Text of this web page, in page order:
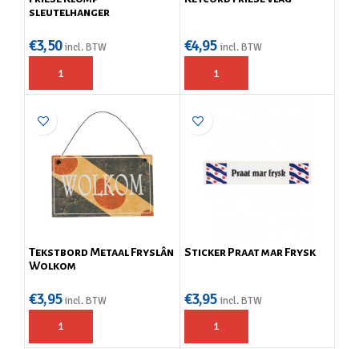
sleutelhanger
€3,50 incl. BTW €4,95 incl. BTW
Tekstbord Metaal Fryslân
Wolkom
€3,95 incl. BTW
Sticker Praat mar Frysk
€3,95 incl. BTW